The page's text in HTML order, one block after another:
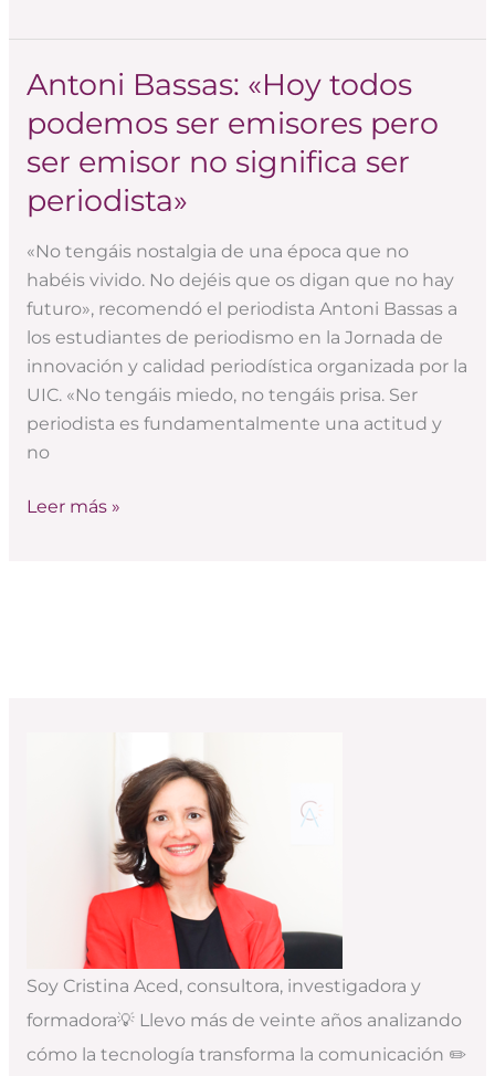
Antoni Bassas: «Hoy todos
podemos ser emisores pero
ser emisor no significa ser
periodista»
«No tengáis nostalgia de una época que no
habéis vivido. No dejéis que os digan que no hay
futuro», recomendó el periodista Antoni Bassas a
los estudiantes de periodismo en la Jornada de
innovación y calidad periodística organizada por la
UIC. «No tengáis miedo, no tengáis prisa. Ser
periodista es fundamentalmente una actitud y
no
Antoni
Bassas:
«Hoy
todos
podemos
ser
emisores
pero
ser
emisor
no
significa
ser
periodista»
Leer más »
Soy Cristina Aced, consultora, investigadora y
formadora💡 Llevo más de veinte años analizando
cómo la tecnología transforma la comunicación ✏️